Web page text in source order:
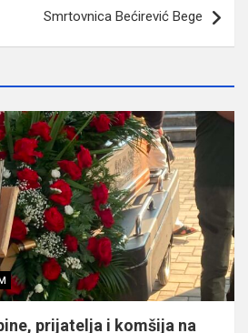
Smrtovnica Bećirević Bege
prijatelja i komšija na